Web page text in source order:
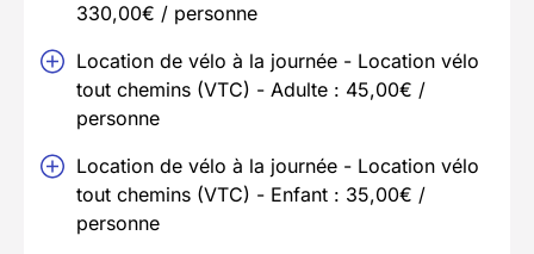
330,00€ / personne
Location de vélo à la journée - Location vélo
tout chemins (VTC) - Adulte : 45,00€ /
personne
Location de vélo à la journée - Location vélo
tout chemins (VTC) - Enfant : 35,00€ /
personne